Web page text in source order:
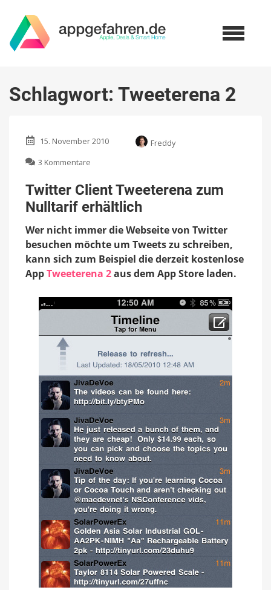
Schlagwort: Tweeterena 2
15. November 2010
Freddy
3 Kommentare
Client
Tweeterena
zum
erhältlich
Twitter Client Tweeterena zum
Nulltarif erhältlich
Wer nicht immer die Webseite von Twitter
besuchen möchte um Tweets zu schreiben,
kann sich zum Beispiel die derzeit kostenlose
AppTweeterena 2aus dem App Store laden.